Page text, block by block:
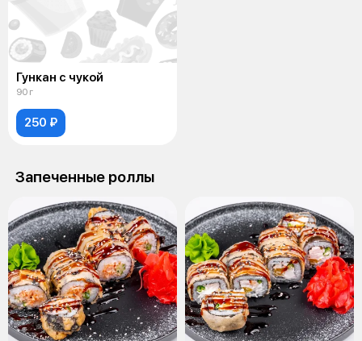
Гункан с чукой
90 г
250 ₽
Запеченные роллы